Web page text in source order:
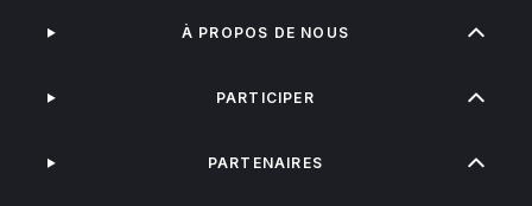
À PROPOS DE NOUS
PARTICIPER
PARTENAIRES